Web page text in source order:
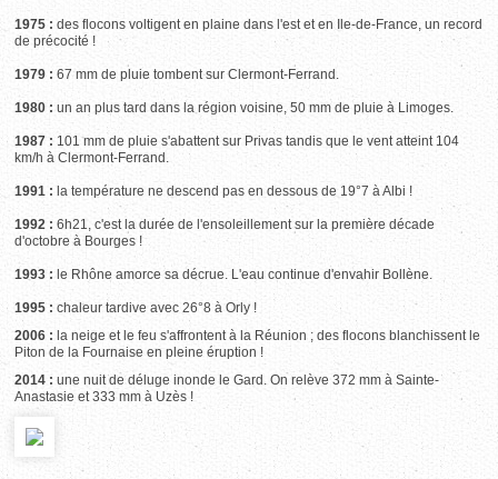
1975 : des flocons voltigent en plaine dans l'est et en Ile-de-France, un record
de précocité !
1979 : 67 mm de pluie tombent sur Clermont-Ferrand.
1980 : un an plus tard dans la région voisine, 50 mm de pluie à Limoges.
1987 : 101 mm de pluie s'abattent sur Privas tandis que le vent atteint 104
km/h à Clermont-Ferrand.
1991 : la température ne descend pas en dessous de 19°7 à Albi !
1992 : 6h21, c'est la durée de l'ensoleillement sur la première décade
d'octobre à Bourges !
1993 : le Rhône amorce sa décrue. L'eau continue d'envahir Bollène.
1995 : chaleur tardive avec 26°8 à Orly !
2006 : la neige et le feu s'affrontent à la Réunion ; des flocons blanchissent le
Piton de la Fournaise en pleine éruption !
2014 : une nuit de déluge inonde le Gard. On relève 372 mm à Sainte-
Anastasie et 333 mm à Uzès !